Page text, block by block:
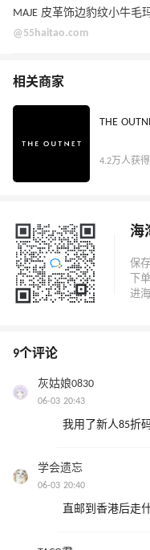
@55haitao.com
相关商家
THE
4.2万人获
海
9个评论
灰姑娘0830
06-03 20:43
我用了新人85折
学会遗忘
06-03 20:40
直邮到香港后走